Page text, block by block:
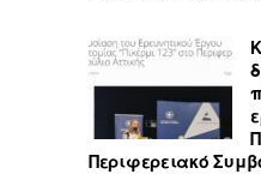
Περιφερειακό